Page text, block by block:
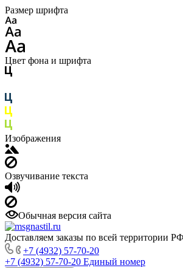
Размер шрифта
Цвет фона и шрифта
Изображения
Озвучивание текста
Обычная версия сайта
Доставляем заказы по всей территории
+7 (4932) 57-70-20
+7 (4932) 57-70-20 Единый номер